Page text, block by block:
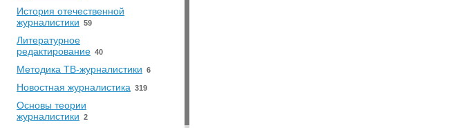
История отечественной
журналистики 59
Литературное
редактирование 40
Методика ТВ-журналистики 6
Новостная журналистика 319
Основы теории
журналистики 2